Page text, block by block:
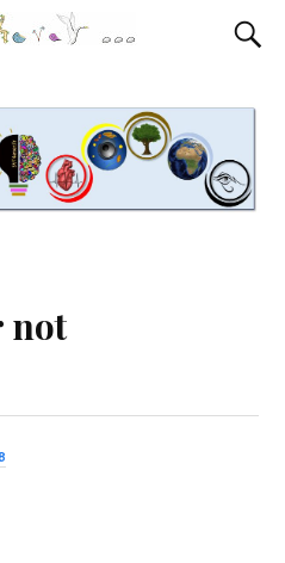
not